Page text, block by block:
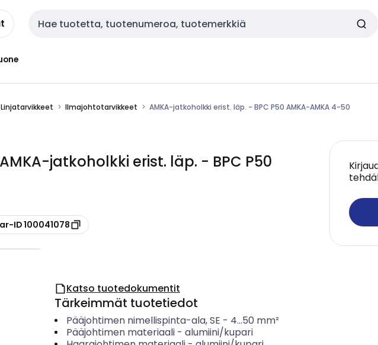
Haku
Linjatarvikkeet Ilmajohtotarvikkeet AMKA-jatkoholkki erist. läp. - BPC P50 AMKA-AMKA 4-50
AMKA-jatkoholkki erist. läp. - BPC P50
ID 100041078
Katso tuotedokumentit
Tärkeimmät tuotetiedot
Pääjohtimen nimellispinta-ala, SE - 4...50 mm²
Pääjohtimen materiaali- alumiini/kupari